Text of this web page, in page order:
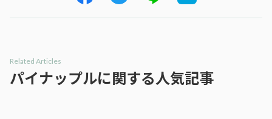
Related Articles
パイナップルに関する人気記事